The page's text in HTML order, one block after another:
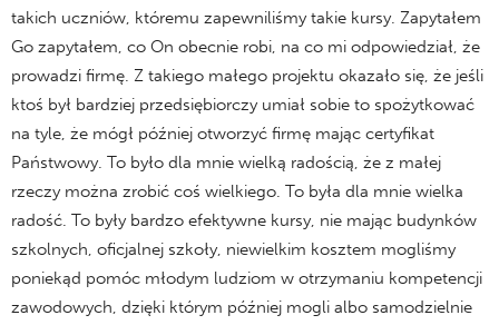
takich uczniów, któremu zapewniliśmy takie kursy. Zapytałem
Go zapytałem, co On obecnie robi, na co mi odpowiedział, że
prowadzi firmę. Z takiego małego projektu okazało się, że jeśli
ktoś był bardziej przedsiębiorczy umiał sobie to spożytkować
na tyle, że mógł później otworzyć firmę mając certyfikat
Państwowy. To było dla mnie wielką radością, że z małej
rzeczy można zrobić coś wielkiego. To była dla mnie wielka
radość. To były bardzo efektywne kursy, nie mając budynków
szkolnych, oficjalnej szkoły, niewielkim kosztem mogliśmy
poniekąd pomóc młodym ludziom w otrzymaniu kompetencji
zawodowych, dzięki którym później mogli albo samodzielnie